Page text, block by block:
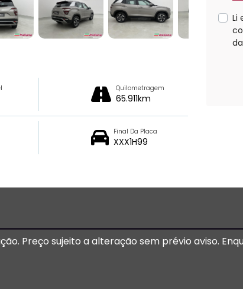
Li
Quilometragem
65.911km
Final Da Placa
XXX1H99
Preço sujeito a alteração sem prévio aviso.